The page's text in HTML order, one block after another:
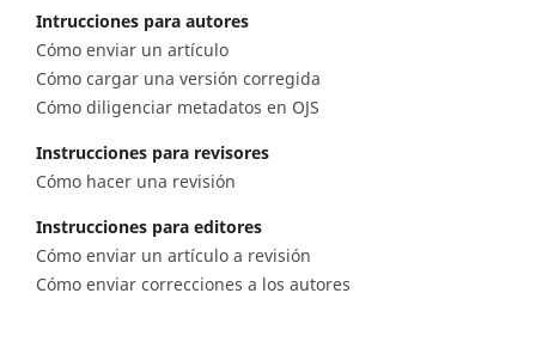
Intrucciones para autores
Cómo enviar un artículo
Cómo cargar una versión corregida
Cómo diligenciar metadatos en OJS
Instrucciones para revisores
Cómo hacer una revisión
Instrucciones para editores
Cómo enviar un artículo a revisión
Cómo enviar correcciones a los autores